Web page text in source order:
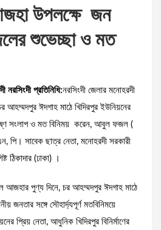
উপলক্ষে জন
শুভেচ্ছা ও মত
প্রতিনিধি:নরসিংদী জেলার মনোহরদী
আহম্মদপুর ঈদগাহ মাঠে খিদিরপুর ইউনিয়নের
সংলাপ ও মত বিনিময় করেন, আবুল ফজল (
পি। সাবেক ছাত্র নেতা, মনোহরদী সরকারী
ঠিকাদার (ঢাকা) ।
পুণ্য দিনে, চর আহম্মদপুর ঈদগাহ মাঠে
জনতার সঙ্গে সৌহার্দ্যপূর্ণ মতবিনিময়ে
প্রিয় নেতা, আধুনিক খিদিরপুর বিনির্মাণের